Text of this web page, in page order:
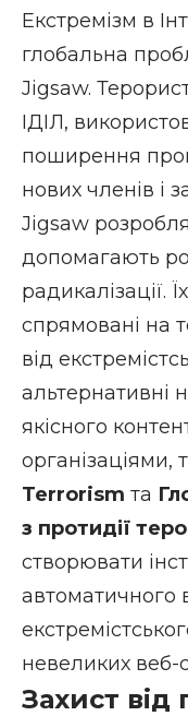
Екстремізм в
глобальна
Jigsaw.
ІДІЛ,
поширення
нових членів і
Jigsaw
допомагають
радикалізації.
спрямовані на
від
альтернативні
якісного
організаціями,
Terrorism та
з протидії
створювати
автоматичного
невеликих веб-
Захист від